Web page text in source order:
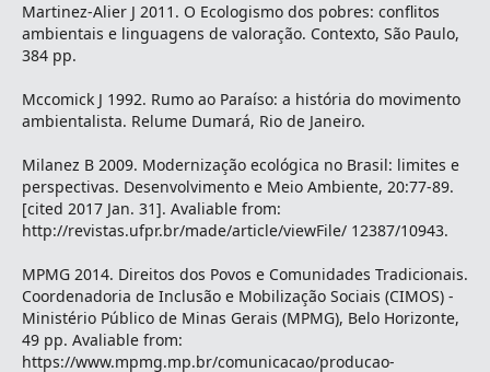
Martinez-Alier J 2011. O Ecologismo dos pobres: conflitos
ambientais e linguagens de valoração. Contexto, São Paulo,
384 pp.
Mccomick J 1992. Rumo ao Paraíso: a história do movimento
ambientalista. Relume Dumará, Rio de Janeiro.
Milanez B 2009. Modernização ecológica no Brasil: limites e
perspectivas. Desenvolvimento e Meio Ambiente, 20:77-89.
[cited 2017 Jan. 31]. Avaliable from:
http://revistas.ufpr.br/made/article/viewFile/ 12387/10943.
MPMG 2014. Direitos dos Povos e Comunidades Tradicionais.
Coordenadoria de Inclusão e Mobilização Sociais (CIMOS) -
Ministério Público de Minas Gerais (MPMG), Belo Horizonte,
49 pp. Avaliable from:
https://www.mpmg.mp.br/comunicacao/producao-